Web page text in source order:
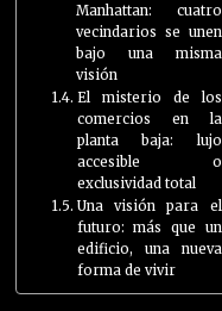
Manhattan: cuatro
vecindarios se unen
bajo una misma
visión
El misterio de los
comercios en la
planta baja: lujo
accesible o
exclusividad total
Una visión para el
futuro: más que un
edificio, una nueva
forma de vivir